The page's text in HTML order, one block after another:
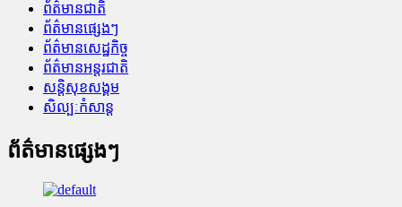
ព័ត៌មានជាតិ
ព័ត៌មានផ្សេងៗ
ព័ត៌មានសេដ្ឋកិច្ច
ព័ត៌មានអន្តរជាតិ
សន្តិសុខសង្គម
សិល្បៈកំសាន្ត
ព័ត៌មានផ្សេងៗ